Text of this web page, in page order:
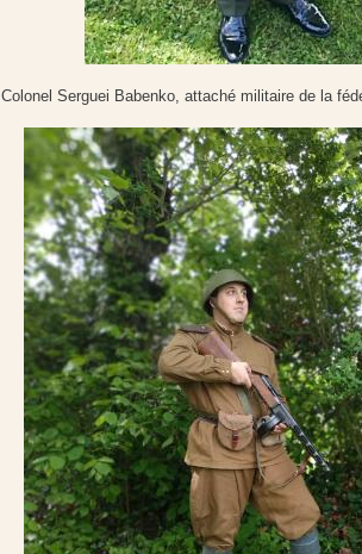
Colonel Serguei Babenko, attaché militaire de la